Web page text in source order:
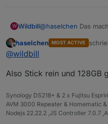
Für Proxmox
W Wildbill@haselchen Das
Gruss, Jürgen
Offline
haselchen MOST ACTIVE
@wildbill
Also Stick rein und 128GB
Synology DS218+ & 2 x Fujitsu
AVM 3000 Repeater & Homematic &
Nodejs 22.22.2 ,JS Controller 7.0.7